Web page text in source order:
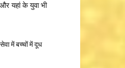
यहां के युवा भी
में बच्चों में दूध